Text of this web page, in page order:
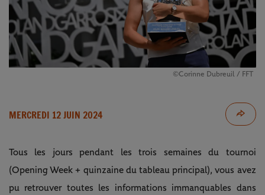
©Corinne Dubreuil / FFT
MERCREDI 12 JUIN 2024
Tous les jours pendant les trois semaines du tournoi
(Opening Week + quinzaine du tableau principal), vous avez
pu retrouver toutes les informations immanquables dans